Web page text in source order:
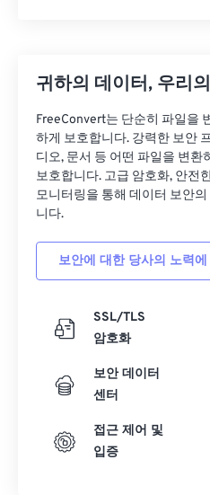
귀하의 데이터, 우리
FreeConvert는 단순히 파일을
하게 보호합니다. 강력한 보안
디오, 문서 등 어떤 파일을 변환
보호합니다. 고급 암호화, 안전
모니터링을 통해 데이터 보안
니다.
보안에 대한 당사의 노력
SSL/TLS
암호화
보안 데이터
센터
접근 제어 및
입증